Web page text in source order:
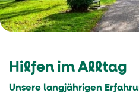
Hilfen im Alltag
Unsere langjährigen
AKTUELL
Mietermagazin
Vermietung von
HAUSVERWALTUNG